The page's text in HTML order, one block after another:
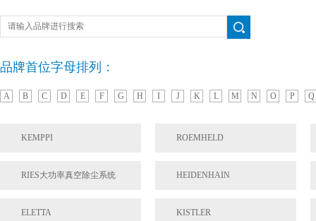
品牌首位字母排列：
A B C D E F G H I J K L M N O P Q
KEMPPI ROEMHELD
RIES大功率真空除尘系统 HEIDENHAIN
ELETTA KISTLER